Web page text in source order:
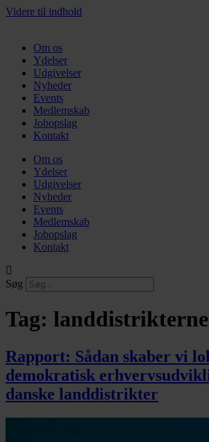
Videre til indhold
Om os
Ydelser
Udgivelser
Nyheder
Events
Medlemskab
Jobopslag
Kontakt
Om os
Ydelser
Udgivelser
Nyheder
Events
Medlemskab
Jobopslag
Kontakt
Søg
Tag: landdistrikterne
Rapport: Sådan skaber vi
demokratisk
danske landdistrikter